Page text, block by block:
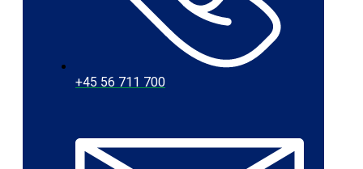
+45 56 711 700